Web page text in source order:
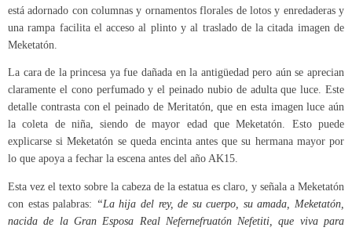
está adornado con columnas y ornamentos florales de lotos y enredaderas y
una rampa facilita el acceso al plinto y al traslado de la citada imagen de
Meketatón.
La cara de la princesa ya fue dañada en la antigüedad pero aún se aprecian
claramente el cono perfumado y el peinado nubio de adulta que luce. Este
detalle contrasta con el peinado de Meritatón, que en esta imagen luce aún
la coleta de niña, siendo de mayor edad que Meketatón. Esto puede
explicarse si Meketatón se queda encinta antes que su hermana mayor por
lo que apoya a fechar la escena antes del año AK15.
Esta vez el texto sobre la cabeza de la estatua es claro, y señala a Meketatón
con estas palabras: “La hija del rey, de su cuerpo, su amada, Meketatón,
nacida de la Gran Esposa Real Nefernefruatón Nefetiti, que viva para